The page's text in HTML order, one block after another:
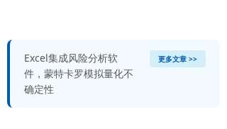
Excel集成风险分析软
件，蒙特卡罗模拟量化不
确定性
更多文章 >>